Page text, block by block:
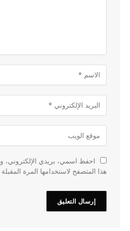
احفظ اسمي، بريدي الإلكتروني،
هذا المتصفح لاستخدامها المرة